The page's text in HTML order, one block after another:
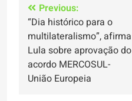
Navegação
de
Post
Previous:
“Dia histórico para o
multilateralismo”, afirma
Lula sobre aprovação do
acordo MERCOSUL-
União Europeia